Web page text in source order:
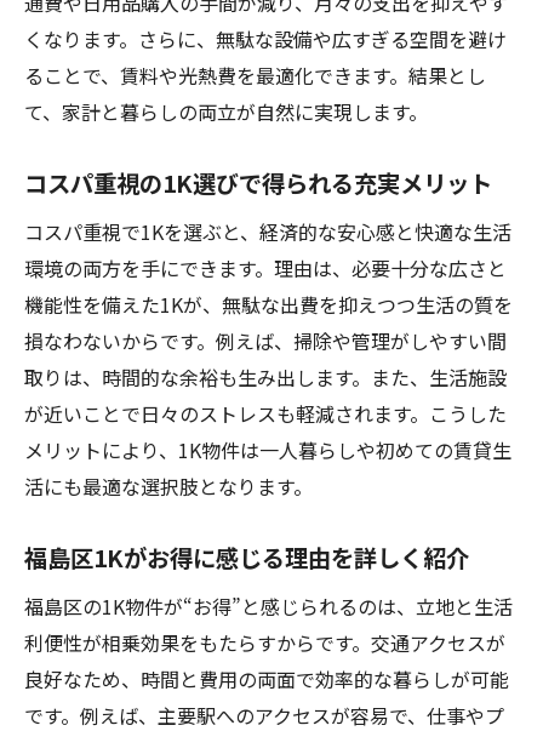
くなります。さらに、無駄な設備や広すぎる空間を避け
ることで、賃料や光熱費を最適化できます。結果とし
て、家計と暮らしの両立が自然に実現します。
コスパ重視の1K選びで得られる充実メリット
コスパ重視で1Kを選ぶと、経済的な安心感と快適な生活
環境の両方を手にできます。理由は、必要十分な広さと
機能性を備えた1Kが、無駄な出費を抑えつつ生活の質を
損なわないからです。例えば、掃除や管理がしやすい間
取りは、時間的な余裕も生み出します。また、生活施設
が近いことで日々のストレスも軽減されます。こうした
メリットにより、1K物件は一人暮らしや初めての賃貸生
活にも最適な選択肢となります。
福島区1Kがお得に感じる理由を詳しく紹介
福島区の1K物件が“お得”と感じられるのは、立地と生活
利便性が相乗効果をもたらすからです。交通アクセスが
良好なため、時間と費用の両面で効率的な暮らしが可能
です。例えば、主要駅へのアクセスが容易で、仕事やプ